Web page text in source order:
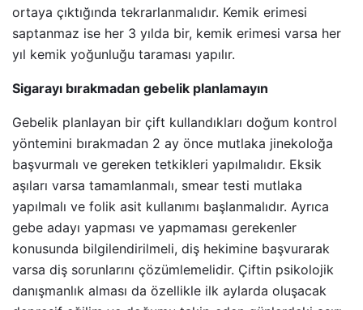
ortaya çıktığında tekrarlanmalıdır. Kemik erimesi
saptanmaz ise her 3 yılda bir, kemik erimesi varsa her
yıl kemik yoğunluğu taraması yapılır.
Sigarayı bırakmadan gebelik planlamayın
Gebelik planlayan bir çift kullandıkları doğum kontrol
yöntemini bırakmadan 2 ay önce mutlaka jinekoloğa
başvurmalı ve gereken tetkikleri yapılmalıdır. Eksik
aşıları varsa tamamlanmalı, smear testi mutlaka
yapılmalı ve folik asit kullanımı başlanmalıdır. Ayrıca
gebe adayı yapması ve yapmaması gerekenler
konusunda bilgilendirilmeli, diş hekimine başvurarak
varsa diş sorunlarını çözümlemelidir. Çiftin psikolojik
danışmanlık alması da özellikle ilk aylarda oluşacak